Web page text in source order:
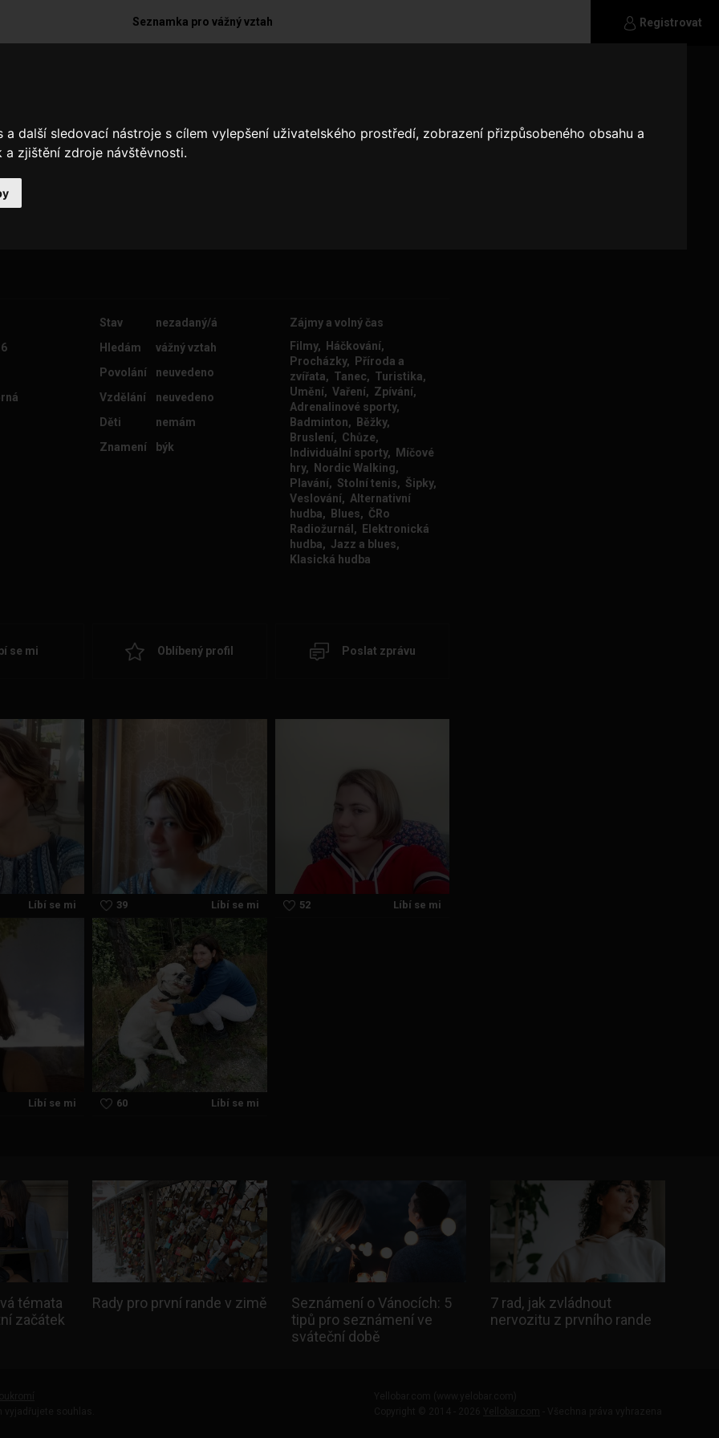
další sledovací nástroje s cílem vylepšení uživatelského prostředí, zobrazení přizpůsobeného obsahu a
zjištění zdroje návštěvnosti.
Registrovat
Seznamka pro vážný vztah
která má ráda umění. Maluju, hraju na klavír,
zpívám. Jsem samotářka. Pro mě je hlavne
Stav
nezadaný/á
Hledám
vážný vztah
Povolání
neuvedeno
Vzdělání
neuvedeno
Děti
nemám
Znamení
býk
Zájmy a volný čas
Filmy, Háčkování,
Procházky, Příroda a
zvířata, Tanec, Turistika,
Umění, Vaření, Zpívání,
Adrenalinové sporty,
Badminton, Běžky,
Bruslení, Chůze,
Individuální sporty, Míčové
hry, Nordic Walking,
Plavání, Stolní tenis, Šipky,
Veslování, Alternativní
hudba, Blues, ČRo
Radiožurnál, Elektronická
hudba, Jazz a blues,
Klasická hudba
se mi Oblíbený profil Poslat zprávu
Líbí se mi 39 Líbí se mi 52 Líbí se mi
Líbí se mi 60 Líbí se mi
témata
začátek
Rady pro první rande v zimě
Seznámení o Vánocích: 5
tipů pro seznámení ve
sváteční době
7 rad, jak zvládnout
nervozitu z prvního rande